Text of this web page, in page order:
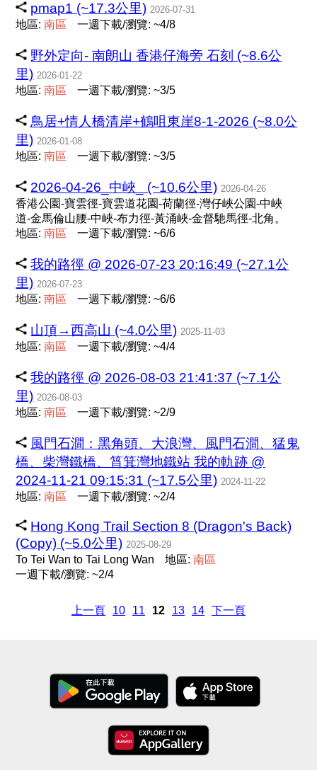
pmap1 (~17.3公里) 2026-07-31
地區:南區 一週下載/瀏覽: ~4/8
野外定向- 南朗山 香港仔海旁 石刻 (~8.6公
里) 2026-01-22
地區:南區 一週下載/瀏覽: ~3/5
鳥居+情人橋清岸+鶴咀東崖8-1-2026 (~8.0公
里) 2026-01-08
地區:南區 一週下載/瀏覽: ~3/5
2026-04-26_中峽_ (~10.6公里) 2026-04-26
香港公園-寶雲徑-寶雲道花園-荷蘭徑-灣仔峽公園-中峽
道-金馬倫山腰-中峽-布力徑-黃涌峽-金督馳馬徑-北角。
地區:南區 一週下載/瀏覽: ~6/6
我的路徑 @ 2026-07-23 20:16:49 (~27.1公
里) 2026-07-23
地區:南區 一週下載/瀏覽: ~6/6
山頂→西高山 (~4.0公里) 2025-11-03
地區:南區 一週下載/瀏覽: ~4/4
我的路徑 @ 2026-08-03 21:41:37 (~7.1公
里) 2026-08-03
地區:南區 一週下載/瀏覽: ~2/9
風門石澗：黑角頭、大浪灣、風門石澗、猛鬼
橋、柴灣鐵橋、筲箕灣地鐵站 我的軌跡 @
2024-11-21 09:15:31 (~17.5公里) 2024-11-22
地區:南區 一週下載/瀏覽: ~2/4
Hong Kong Trail Section 8 (Dragon's Back)
(Copy) (~5.0公里) 2025-08-29
To Tei Wan to Tai Long Wan 地區:南區
一週下載/瀏覽: ~2/4
上一頁 10 11 12 13 14 下一頁